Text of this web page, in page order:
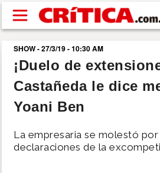
Pasar al contenido principal
buscar
SUCESOS
POLÍTICA
SHOW - 27/3/19 - 10:30 AM
¡Duelo de
Castañeda le dice
Yoani Ben
La empresaria se molestó
declaraciones de la